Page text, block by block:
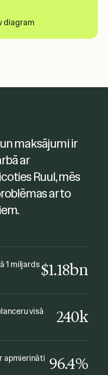
efektīvi
Esmu arī ļoti
risināti mani
maksājumi ir
ar
Ruul, mēs
ar to
maksāt
viegli un
un
iesaku!
1 miljards $1.18bn
visā
240k
apmierināti 96.4%